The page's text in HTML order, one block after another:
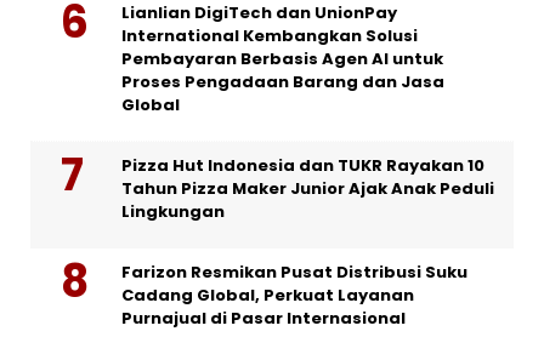
Lianlian DigiTech dan UnionPay
International Kembangkan Solusi
Pembayaran Berbasis Agen AI untuk
Proses Pengadaan Barang dan Jasa
Global
Pizza Hut Indonesia dan TUKR Rayakan 10
Tahun Pizza Maker Junior Ajak Anak Peduli
Lingkungan
Farizon Resmikan Pusat Distribusi Suku
Cadang Global, Perkuat Layanan
Purnajual di Pasar Internasional